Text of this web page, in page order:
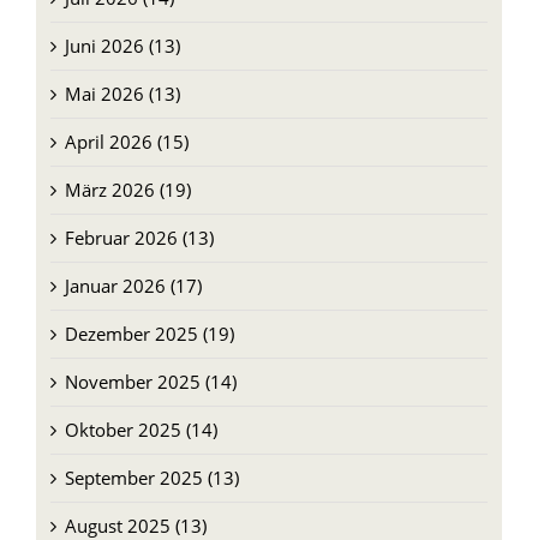
Juni 2026 (13)
Mai 2026 (13)
April 2026 (15)
März 2026 (19)
Februar 2026 (13)
Januar 2026 (17)
Dezember 2025 (19)
November 2025 (14)
Oktober 2025 (14)
September 2025 (13)
August 2025 (13)